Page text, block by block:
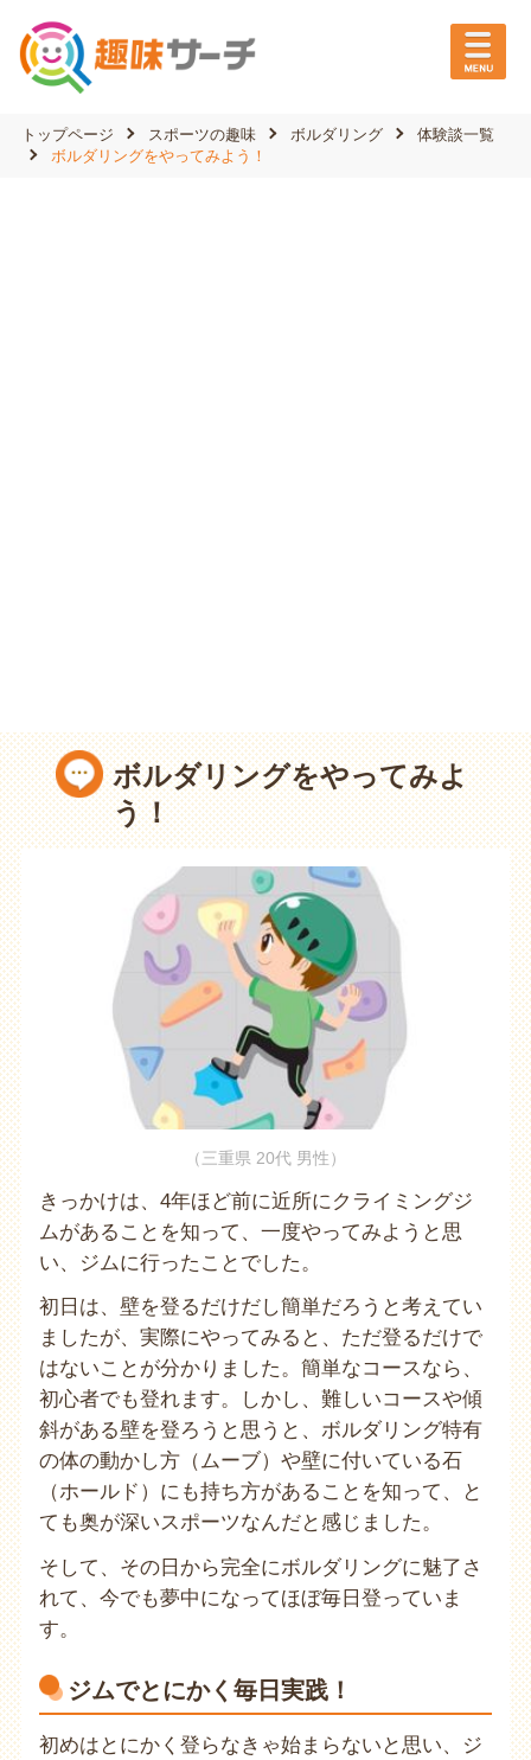
トップページ スポーツの趣味 ボルダリング
体験談一覧
ボルダリングをやってみよう！
ボルダリングをやってみよ
う！
（三重県 20代 男性）
きっかけは、4年ほど前に近所にクライミングジ
ムがあることを知って、一度やってみようと思
い、ジムに行ったことでした。
初日は、壁を登るだけだし簡単だろうと考えてい
ましたが、実際にやってみると、ただ登るだけで
はないことが分かりました。簡単なコースなら、
初心者でも登れます。しかし、難しいコースや傾
斜がある壁を登ろうと思うと、ボルダリング特有
の体の動かし方（ムーブ）や壁に付いている石
（ホールド）にも持ち方があることを知って、と
ても奥が深いスポーツなんだと感じました。
そして、その日から完全にボルダリングに魅了さ
れて、今でも夢中になってほぼ毎日登っていま
す。
ジムでとにかく毎日実践！
初めはとにかく登らなきゃ始まらないと思い、ジ